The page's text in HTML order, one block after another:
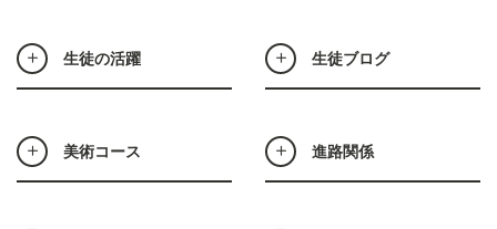
生徒の活躍 生徒ブログ
美術コース 進路関係